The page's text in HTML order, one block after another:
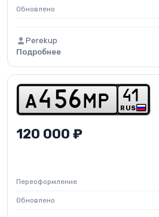
Обновлено
Perekup
Подробнее
a 4 5 6 m p RUS
41
120 000 ₽
Переоформление
Обновлено